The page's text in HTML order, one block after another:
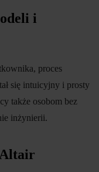
i
proces
się intuicyjny i prosty
także osobom bez
inżynierii.